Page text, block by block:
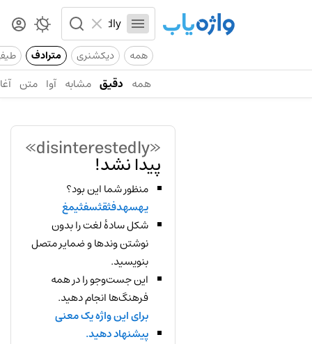
همه دیکشنری مترادف
همه دقیق مشابه آوا متن
«disinterestedly»
پیدا نشد!
منظور شما این بود؟
یهسهدفثقثسفثیمغ
شکل سادهٔ لغت را بدون
نوشتن وندها و ضمایر متصل
بنویسید.
این جست‌وجو را در همه
فرهنگ‌ها انجام دهید.
برای این واژه یک معنی
پیشنهاد دهید.